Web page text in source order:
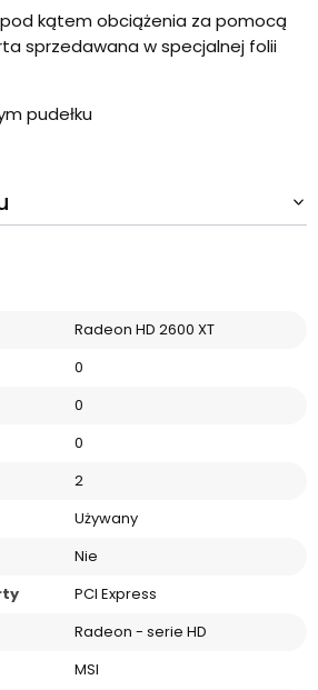
kątem obciążenia za pomocą
sprzedawana w specjalnej folii
pudełku
Radeon HD 2600 XT
0
0
0
2
Używany
Nie
PCI Express
Radeon - serie HD
MSI